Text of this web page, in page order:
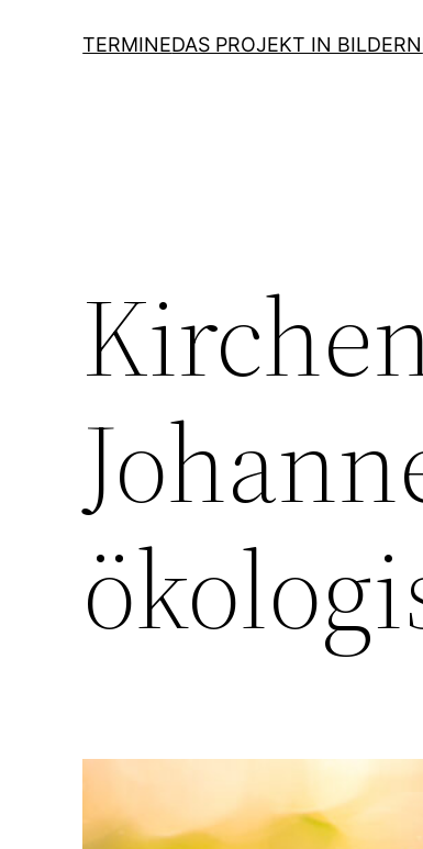
TERMINEDAS PROJEKT IN BILDERN